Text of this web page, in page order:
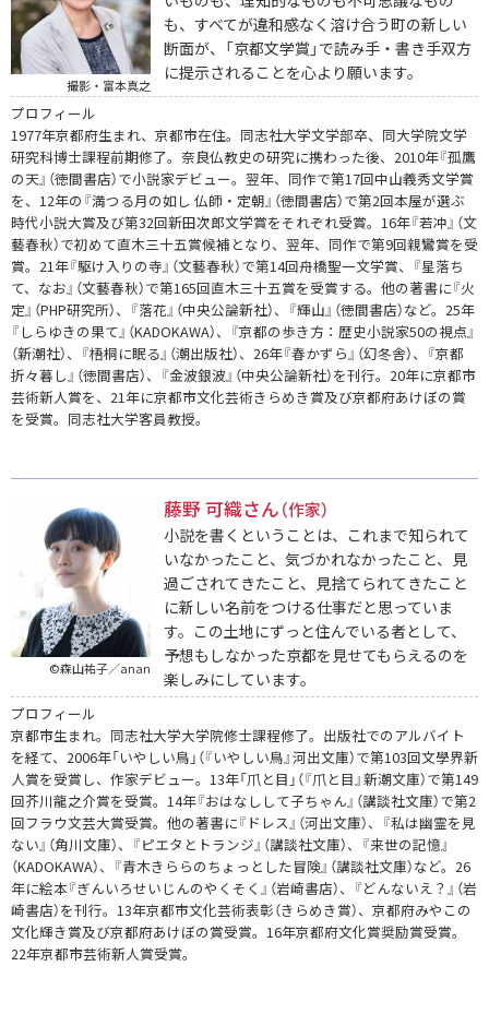
撮影・富本真之
も、すべてが違和感なく溶け合う町の新しい
断面が、「京都文学賞」で読み手・書き手双方
に提示されることを心より願います。
プロフィール
1977年京都府生まれ、京都市在住。同志社大学文学部卒、同大学院文学
研究科博士課程前期修了。奈良仏教史の研究に携わった後、2010年『孤鷹
の天』（徳間書店）で小説家デビュー。翌年、同作で第17回中山義秀文学賞
を、12年の『満つる月の如し 仏師・定朝』（徳間書店）で第2回本屋が選ぶ
時代小説大賞及び第32回新田次郎文学賞をそれぞれ受賞。16年『若冲』（文
藝春秋）で初めて直木三十五賞候補となり、翌年、同作で第9回親鸞賞を受
賞。21年『駆け入りの寺』（文藝春秋）で第14回舟橋聖一文学賞、『星落ち
て、なお』（文藝春秋）で第165回直木三十五賞を受賞する。他の著書に『火
定』（PHP研究所）、『落花』（中央公論新社）、『輝山』（徳間書店）など。25年
『しらゆきの果て』（KADOKAWA）、『京都の歩き方：歴史小説家50の視点』
（新潮社）、『梧桐に眠る』（潮出版社）、26年『春かずら』（幻冬舎）、『京都
折々暮し』（徳間書店）、『金波銀波』（中央公論新社）を刊行。20年に京都市
芸術新人賞を、21年に京都市文化芸術きらめき賞及び京都府あけぼの賞
を受賞。同志社大学客員教授。
©森山祐子／anan
藤野 可織さん（作家）
小説を書くということは、これまで知られて
いなかったこと、気づかれなかったこと、見
過ごされてきたこと、見捨てられてきたこと
に新しい名前をつける仕事だと思っていま
す。この土地にずっと住んでいる者として、
予想もしなかった京都を見せてもらえるのを
楽しみにしています。
プロフィール
京都市生まれ。同志社大学大学院修士課程修了。出版社でのアルバイト
を経て、2006年「いやしい鳥」（『いやしい鳥』河出文庫）で第103回文學界新
人賞を受賞し、作家デビュー。13年「爪と目」（『爪と目』新潮文庫）で第149
回芥川龍之介賞を受賞。14年『おはなしして子ちゃん』（講談社文庫）で第2
回フラウ文芸大賞受賞。他の著書に『ドレス』（河出文庫）、『私は幽霊を見
ない』（角川文庫）、『ピエタとトランジ』（講談社文庫）、『来世の記憶』
（KADOKAWA）、『青木きららのちょっとした冒険』（講談社文庫）など。26
年に絵本『ぎんいろせいじんのやくそく』（岩崎書店）、『どんないえ？』（岩
崎書店）を刊行。13年京都市文化芸術表彰（きらめき賞）、京都府みやこの
文化輝き賞及び京都府あけぼの賞受賞。16年京都府文化賞奨励賞受賞。
22年京都市芸術新人賞受賞。